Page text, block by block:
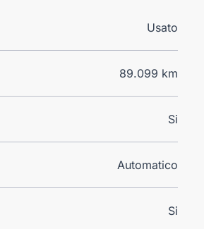
Usato
89.099 km
Si
Automatico
Si